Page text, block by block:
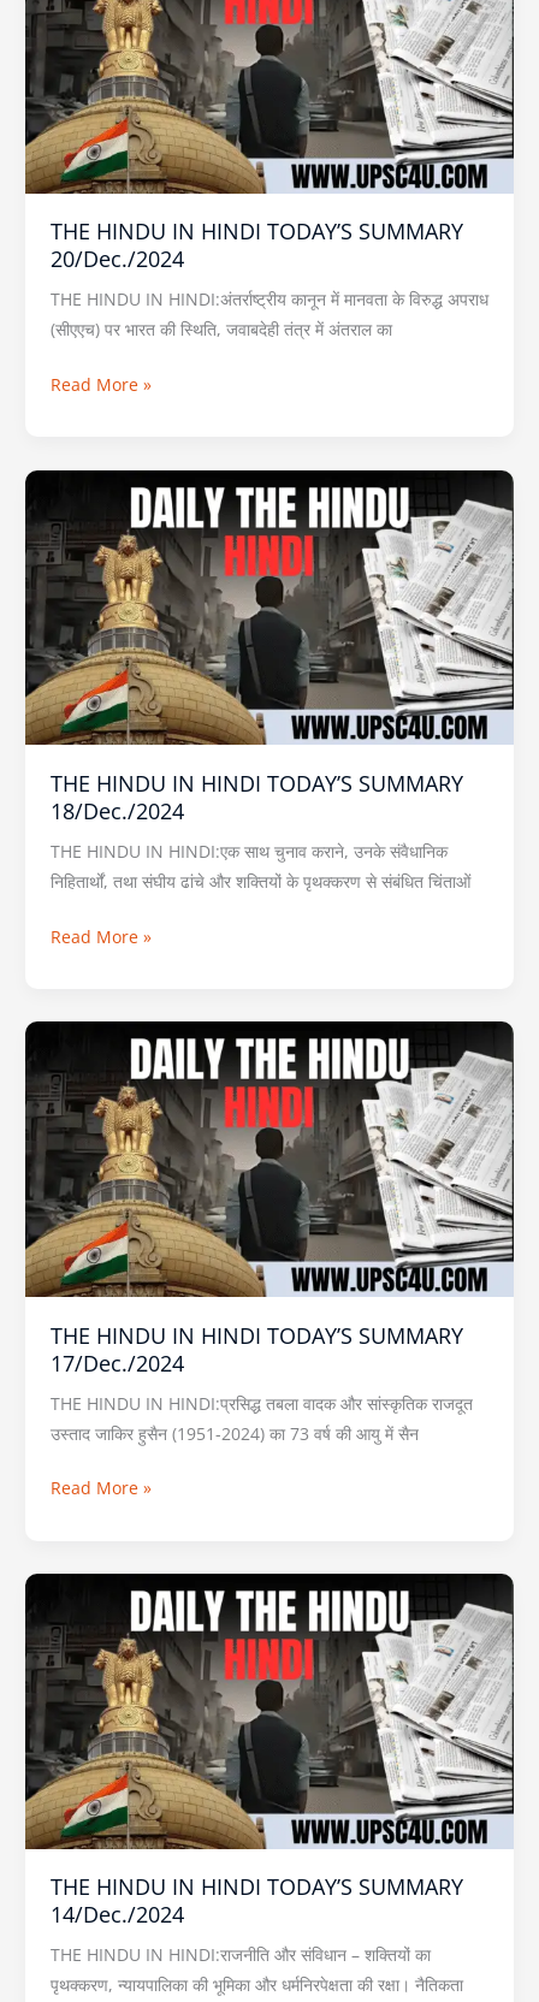
THE HINDU IN HINDI TODAY’S SUMMARY
20/Dec./2024
THE HINDU IN HINDI:अंतर्राष्ट्रीय कानून में मानवता के विरुद्ध अपराध
(सीएएच) पर भारत की स्थिति, जवाबदेही तंत्र में अंतराल का
HINDI
TODAY’S
SUMMARY
20/Dec./2024
Read More »
THE HINDU IN HINDI TODAY’S SUMMARY
18/Dec./2024
THE HINDU IN HINDI:एक साथ चुनाव कराने, उनके संवैधानिक
निहितार्थों, तथा संघीय ढांचे और शक्तियों के पृथक्करण से संबंधित चिंताओं
IN
HINDI
TODAY’S
SUMMARY
18/Dec./2024
Read More »
THE HINDU IN HINDI TODAY’S SUMMARY
17/Dec./2024
THE HINDU IN HINDI:प्रसिद्ध तबला वादक और सांस्कृतिक राजदूत
उस्ताद जाकिर हुसैन (1951-2024) का 73 वर्ष की आयु में सैन
IN
HINDI
TODAY’S
SUMMARY
17/Dec./2024
Read More »
THE HINDU IN HINDI TODAY’S SUMMARY
14/Dec./2024
THE HINDU IN HINDI:राजनीति और संविधान – शक्तियों का
पृथक्करण, न्यायपालिका की भूमिका और धर्मनिरपेक्षता की रक्षा। नैतिकता
IN
HINDI
TODAY’S
SUMMARY
14/Dec./2024